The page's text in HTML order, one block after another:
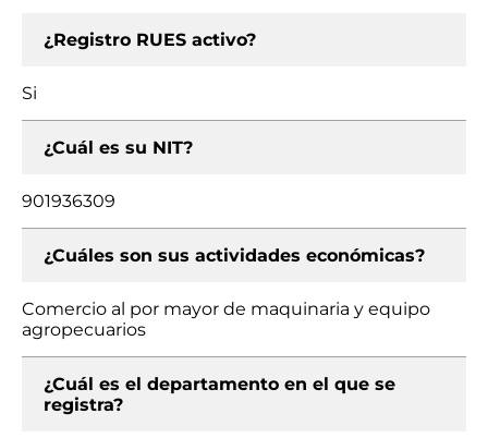
¿Registro RUES activo?
Si
¿Cuál es su NIT?
901936309
¿Cuáles son sus actividades económicas?
Comercio al por mayor de maquinaria y equipo
agropecuarios
¿Cuál es el departamento en el que se
registra?